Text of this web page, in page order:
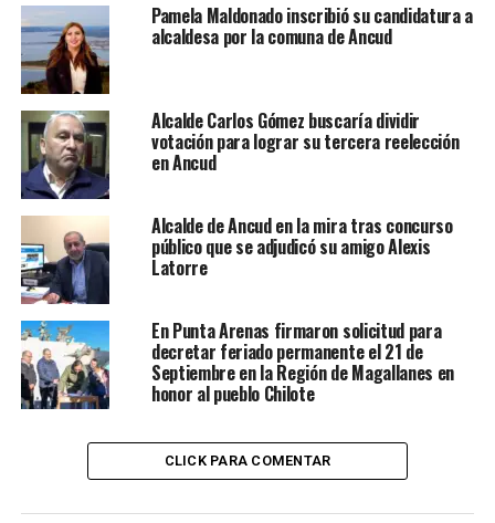
Pamela Maldonado inscribió su candidatura a
alcaldesa por la comuna de Ancud
Alcalde Carlos Gómez buscaría dividir
votación para lograr su tercera reelección
en Ancud
Alcalde de Ancud en la mira tras concurso
público que se adjudicó su amigo Alexis
Latorre
En Punta Arenas firmaron solicitud para
decretar feriado permanente el 21 de
Septiembre en la Región de Magallanes en
honor al pueblo Chilote
CLICK PARA COMENTAR